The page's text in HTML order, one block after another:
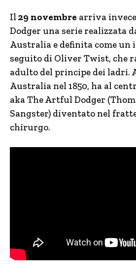
Il 29 novembre arriva
Dodger una serie realizzata
Australia e definita come
seguito di Oliver Twist, che
adulto del principe dei ladri.
Australia nel 1850, ha al
aka The Artful Dodger
Sangster) diventato nel
chirurgo.